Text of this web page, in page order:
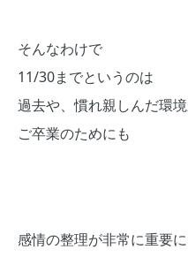
そんなわけで
11/30までというのは
過去や、慣れ親しんだ環
ご卒業のためにも
感情の整理が非常に重要に